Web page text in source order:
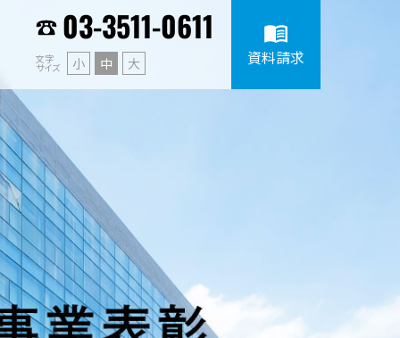
03-3511-0611
文字
サイズ 小 中 大
menu_book
資料請求